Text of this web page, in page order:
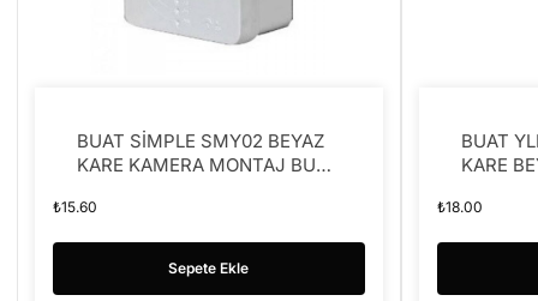
BUAT SİMPLE SMY02 BEYAZ
KARE KAMERA MONTAJ BUAT
₺15.60
Sepete Ekle
BUAT
KARE
₺18.00